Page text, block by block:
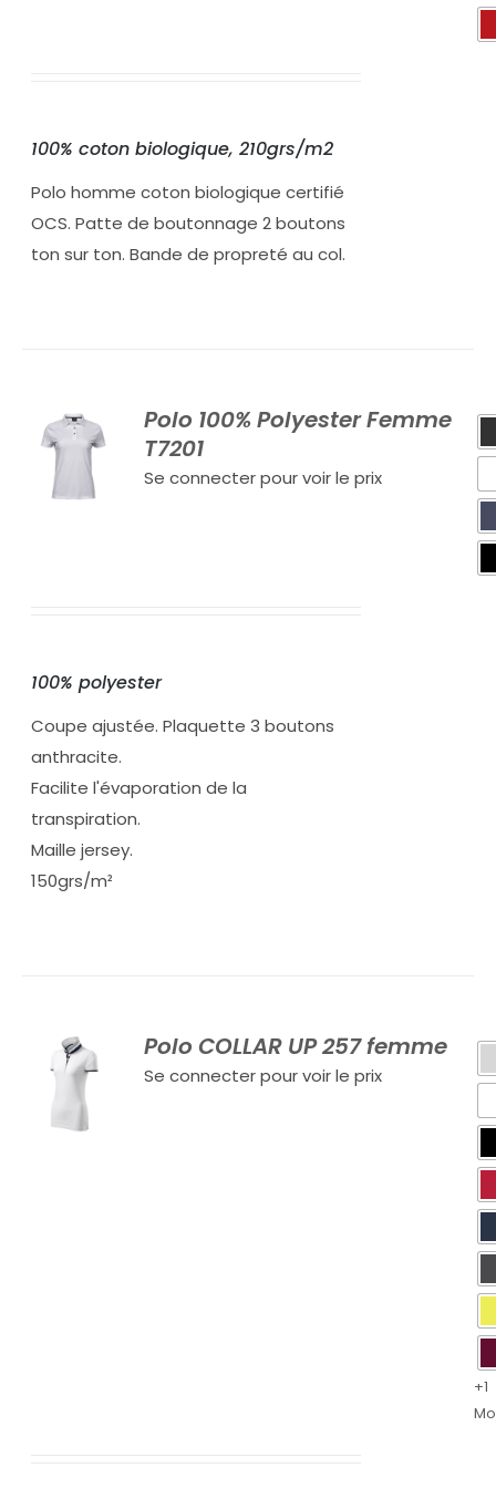
100% coton biologique, 210grs/m2
Polo homme coton biologique certifié
OCS. Patte de boutonnage 2 boutons
ton sur ton. Bande de propreté au col.
Polo 100% Polyester Femme
T7201
Se connecter pour voir le prix
100% polyester
Coupe ajustée. Plaquette 3 boutons
anthracite.
Facilite l'évaporation de la
transpiration.
Maille jersey.
150grs/m²
Polo COLLAR UP 257 femme
Se connecter pour voir le prix
+1